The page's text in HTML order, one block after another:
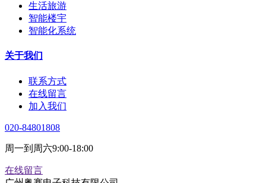
生活旅游
智能楼宇
智能化系统
关于我们
联系方式
在线留言
加入我们
020-84801808
周一到周六9:00-18:00
在线留言